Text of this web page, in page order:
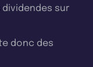
sur
donc des